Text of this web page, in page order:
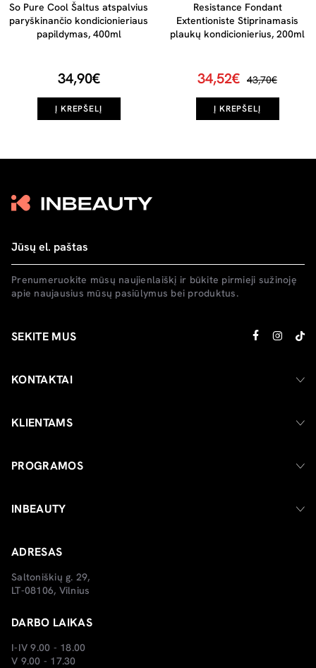
So Pure Cool Šaltus atspalvius
paryškinančio kondicionieriaus
papildymas, 400ml
34,90€
Į KREPŠELĮ
Resistance Fondant
Extentioniste Stiprinamasis
plaukų kondicionierius, 200ml
34,52€ 43,70€
Į KREPŠELĮ
Prenumeruokite mūsų naujienlaiškį ir būkite pirmieji sužinoję
apie naujausius mūsų pasiūlymus bei produktus.
SEKITE MUS
KONTAKTAI
KLIENTAMS
PROGRAMOS
INBEAUTY
ADRESAS
Saltoniškių g. 29,
LT-08106, Vilnius
DARBO LAIKAS
I-IV 9.00 - 18.00
V 9.00 - 17.30